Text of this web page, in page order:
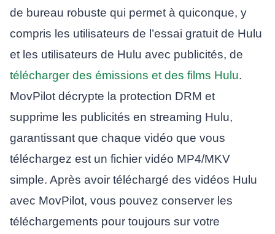
de bureau robuste qui permet à quiconque, y
compris les utilisateurs de l’essai gratuit de Hulu
et les utilisateurs de Hulu avec publicités, de
télécharger des émissions et des films Hulu.
MovPilot décrypte la protection DRM et
supprime les publicités en streaming Hulu,
garantissant que chaque vidéo que vous
téléchargez est un fichier vidéo MP4/MKV
simple. Après avoir téléchargé des vidéos Hulu
avec MovPilot, vous pouvez conserver les
téléchargements pour toujours sur votre